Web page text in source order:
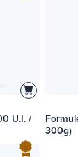
U.I. /
300g)